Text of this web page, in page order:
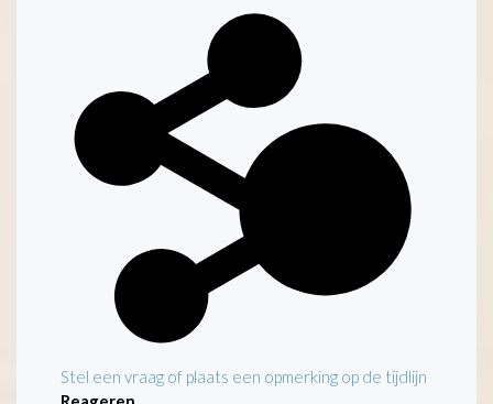
Stel een vraag of plaats een opmerking op de tijdlijn